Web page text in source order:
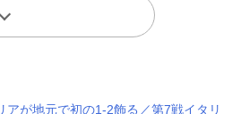
が地元で初の1-2飾る／第7戦イタリ